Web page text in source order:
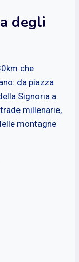
degli
che
da piazza
Signoria a
millenarie,
montagne